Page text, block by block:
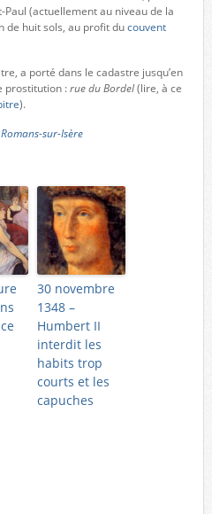
(actuellement au niveau de la
de huit sols, au profit ducouvent
a porté dans le cadastre jusqu’en
prostitution :rue du Bordel(lire, à ce
).
sur-Isère
30 novembre
1348 –
Humbert II
interdit les
habits trop
courts et les
capuches